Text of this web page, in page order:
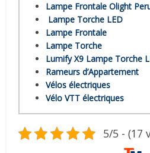
Lampe Frontale Olight
Lampe Torche LED
Lampe Frontale
Lampe Torche
Lumify X9 Lampe Torche
Rameurs d’Appartement
Vélos électriques
Vélo VTT électriques
5/5 - (17